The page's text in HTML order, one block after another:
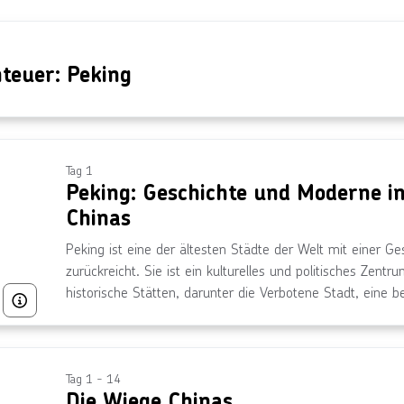
Peking
Bild von © SeanPavonePhoto, lizensiert unter Getty Images/iStockphoto
Tag 1
Peking: Geschichte und Moderne
Chinas
Peking ist eine der ältesten Städte der Welt mit einer
zurückreicht. Sie ist ein kulturelles und politisches
historische Stätten, darunter die Verbotene Stadt, eine
jedoch auch eine pulsierende Metropole mit
Tag 1 - 14